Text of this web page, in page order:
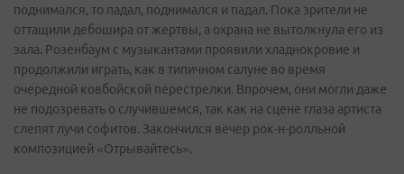
поднимался, то падал, поднимался и падал. Пока зрители не
оттащили дебошира от жертвы, а охрана не вытолкнула его из
зала. Розенбаум с музыкантами проявили хладнокровие и
продолжили играть, как в типичном салуне во время
очередной ковбойской перестрелки. Впрочем, они могли даже
не подозревать о случившемся, так как на сцене глаза артиста
слепят лучи софитов. Закончился вечер рок-н-ролльной
композицией «Отрывайтесь».